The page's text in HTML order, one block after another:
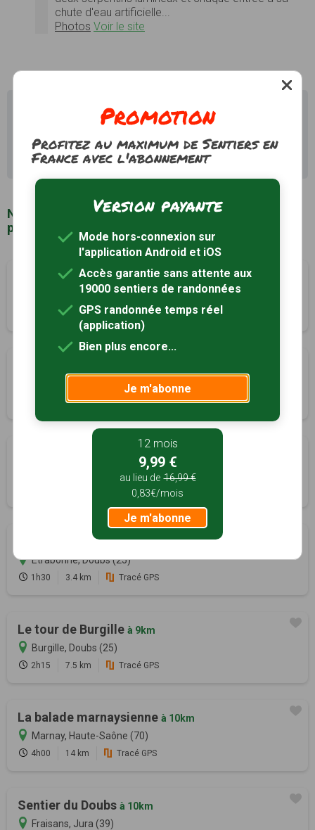
chute d'eau artificielle...
Photos Voir le site
Il existe d'autres sentiers de randonnée à Taxenne
(39) pour découvrir le terroir
Recherche avancée Taxenne
Notre sélection de sentiers de randonnée à
proximité de Taxenne (39)
Circuit des Fontainesà 2km
Gendrey, Jura (39)
9 km
13 km Tracé GPS
Le Moutherot, Doubs (25)
Tracé GPS
La pelouse de la Chauxà 5km
Étrabonne, Doubs (25)
1h30 3.4 km Tracé GPS
Le tour de Burgille à 9km
Burgille, Doubs (25)
2h15 7.5 km Tracé GPS
La balade marnaysienne à 10km
Marnay, Haute-Saône (70)
4h00 14 km Tracé GPS
Sentier du Doubs à 10km
Fraisans, Jura (39)
Promotion
Profitez au maximum de Sentiers en
France avec l'abonnement
Version payante
Mode hors-connexion sur
l'application Android et iOS
Accès garantie sans attente aux
19000 sentiers de randonnées
GPS randonnée temps réel
(application)
Bien plus encore...
Je m'abonne
12 mois
9,99 €
au lieu de 16,99 €
0,83€/mois
Je m'abonne